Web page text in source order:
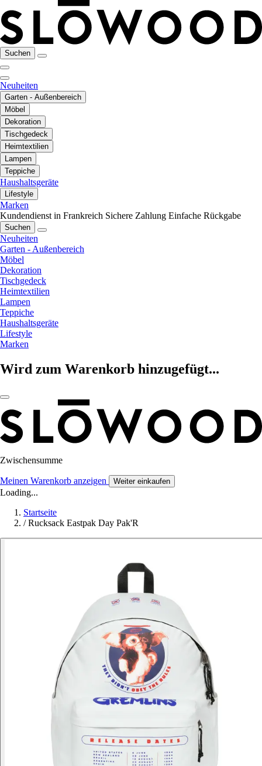
Suchen
Neuheiten
Garten - Außenbereich
Möbel
Dekoration
Tischgedeck
Heimtextilien
Lampen
Teppiche
Haushaltsgeräte
Lifestyle
Marken
Kundendienst in Frankreich Sichere Zahlung Einfache Rückgabe
Suchen
Neuheiten
Garten - Außenbereich
Möbel
Dekoration
Tischgedeck
Heimtextilien
Lampen
Teppiche
Haushaltsgeräte
Lifestyle
Marken
Wird zum Warenkorb hinzugefügt...
Zwischensumme
Meinen Warenkorb anzeigen Weiter einkaufen
Loading...
Startseite
/ Rucksack Eastpak Day Pak'R